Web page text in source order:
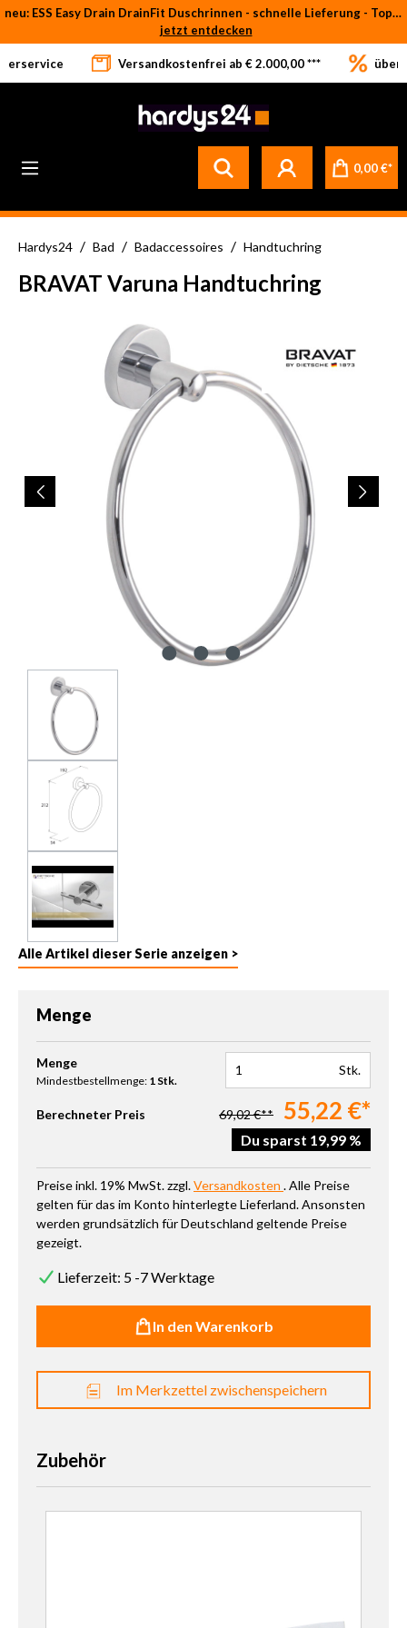
Zum Hauptinhalt springen
neu: ESS Easy Drain DrainFit Duschrinnen - schnelle Lieferung - Top-Preise
jetzt entdecken
Betrifft ausschließlich bei Bestellware-Fliesen: aufgrund der Werksferien in Italien und Spanien kommt es zu Verzögerungen bei der Verladung. Sämtliche Lagerware (sofort verfügbar) sowie alle anderen Produktgruppen versenden wir weiterhin regulär
Versandkostenfrei ab € 2.000,00 *** über
0,00 €*
Hardys24 / Bad / Badaccessoires / Handtuchring
BRAVAT Varuna Handtuchring
Bildergalerie überspringen
Alle Artikel dieser Serie anzeigen >
Menge
Produkt Anzahl: Gib den gewünschten Wert ein oder benutze
Menge
Mindestbestellmenge: 1 Stk.
Stk.
Berechneter Preis 69,02 €** 55,22 €*
Du sparst 19,99 %
Preise inkl. 19% MwSt. zzgl.Versandkosten . Alle Preise
gelten für das im Konto hinterlegte Lieferland. Ansonsten
werden grundsätzlich für Deutschland geltende Preise
gezeigt.
Lieferzeit: 5 -7 Werktage
In den Warenkorb
Im Merkzettel zwischenspeichern
Zubehör